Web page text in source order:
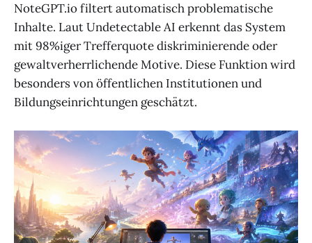
NoteGPT.io filtert automatisch problematische
Inhalte. Laut Undetectable AI erkennt das System
mit 98%iger Trefferquote diskriminierende oder
gewaltverherrlichende Motive. Diese Funktion wird
besonders von öffentlichen Institutionen und
Bildungseinrichtungen geschätzt.